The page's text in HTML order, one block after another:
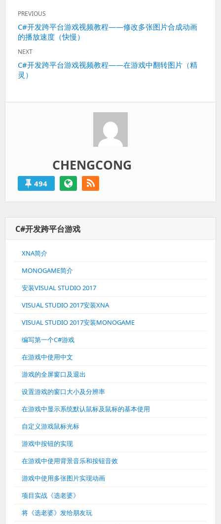
文
章
导
航
PREVIOUS
Previous
post:
C#开发跨平台游戏视频教程——修改多张图片合成动画
的播放速度（快慢）
NEXT
Next
post:
C#开发跨平台游戏视频教程——在游戏中翻转图片（精
灵）
CHENGCONG
494
C#开发跨平台游戏
XNA简介
MONOGAME简介
安装VISUAL STUDIO 2017
VISUAL STUDIO 2017安装XNA
VISUAL STUDIO 2017安装MONOGAME
编写第一个C#游戏
在游戏中使用中文
游戏的全屏窗口及退出
设置游戏的窗口大小及分辨率
在游戏中显示系统默认鼠标及鼠标的基本使用
自定义游戏鼠标光标
游戏中按钮的实现
在游戏中使用背景音乐和按钮音效
游戏中使用多张图片实现动画
项目实战《选老婆》
将《选老婆》发给朋友玩